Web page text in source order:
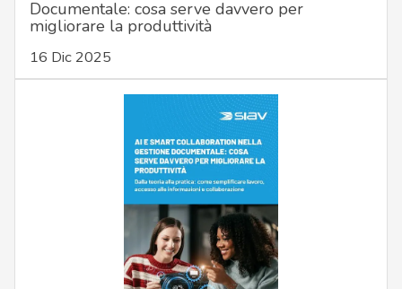
Documentale: cosa serve davvero per
migliorare la produttività
16 Dic 2025